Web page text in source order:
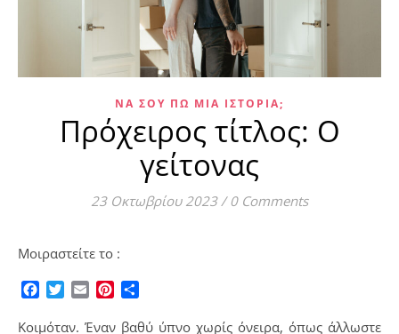
ΝΑ ΣΟΥ ΠΩ ΜΙΑ ΙΣΤΟΡΊΑ;
Πρόχειρος τίτλος: Ο
γείτονας
23 Οκτωβρίου 2023 / 0 Comments
Μοιραστείτε το :
Facebook
TwitterEmailPinterest
Κοιμόταν. Έναν βαθύ ύπνο χωρίς όνειρα, όπως άλλωστε